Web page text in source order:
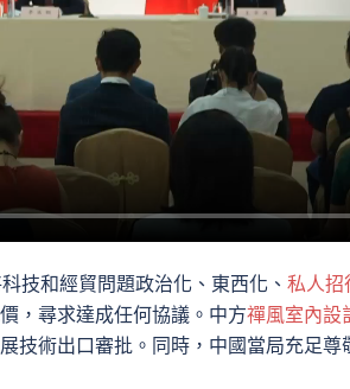
技和經貿問題政治化、東西化、 私人招
，尋求達成任何協議。中方禪風室內設
技術出口審批。同時，中國當局充足